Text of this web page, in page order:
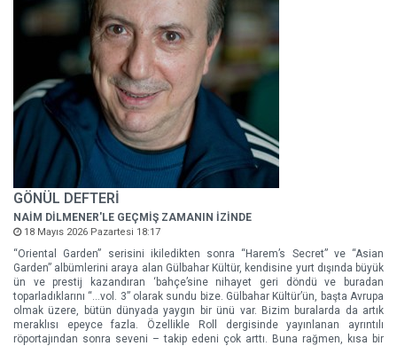
GÖNÜL DEFTERİ
NAİM DİLMENER'LE GEÇMİŞ ZAMANIN İZİNDE
18 Mayıs 2026 Pazartesi 18:17
“Oriental Garden” serisini ikiledikten sonra “Harem’s Secret” ve “Asian
Garden” albümlerini araya alan Gülbahar Kültür, kendisine yurt dışında büyük
ün ve prestij kazandıran ‘bahçe’sine nihayet geri döndü ve buradan
toparladıklarını “…vol. 3” olarak sundu bize. Gülbahar Kültür’ün, başta Avrupa
olmak üzere, bütün dünyada yaygın bir ünü var. Bizim buralarda da artık
meraklısı epeyce fazla. Özellikle Roll dergisinde yayınlanan ayrıntılı
röportajından sonra seveni – takip edeni çok arttı. Buna rağmen, kısa bir